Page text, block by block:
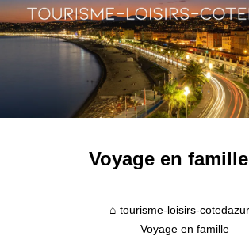
Voyage en famille
tourisme-loisirs-
Voyage en famille